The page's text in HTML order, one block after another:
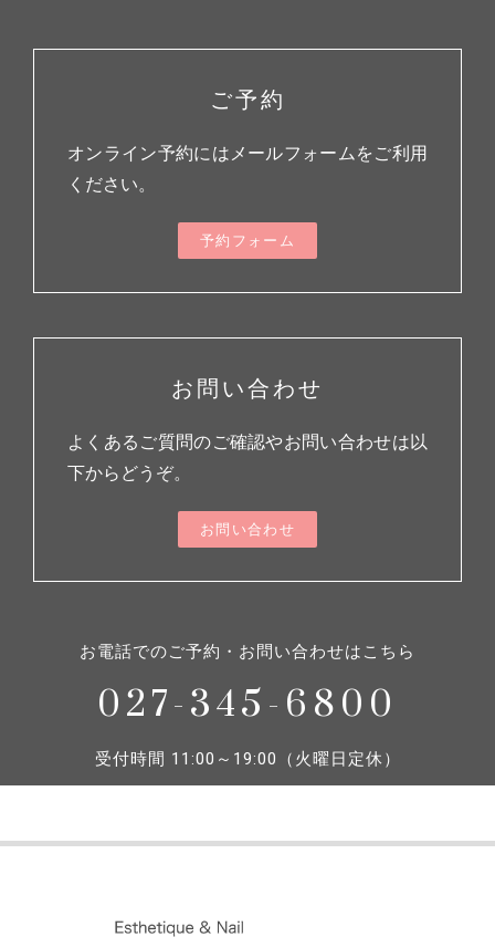
ご予約
オンライン予約にはメールフォームをご利用
ください。
予約フォーム
お問い合わせ
よくあるご質問のご確認やお問い合わせは以
下からどうぞ。
お問い合わせ
お電話でのご予約・お問い合わせはこちら
027-345-6800
受付時間 11:00～19:00（火曜日定休）